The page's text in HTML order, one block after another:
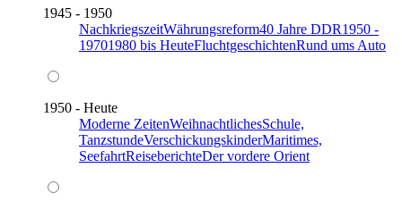
1945 - 1950
NachkriegszeitWährungsreform40 Jahre DDR1950 -
19701980 bis HeuteFluchtgeschichtenRund ums Auto
1950 - Heute
Moderne ZeitenWeihnachtlichesSchule,
TanzstundeVerschickungskinderMaritimes,
SeefahrtReiseberichteDer vordere Orient